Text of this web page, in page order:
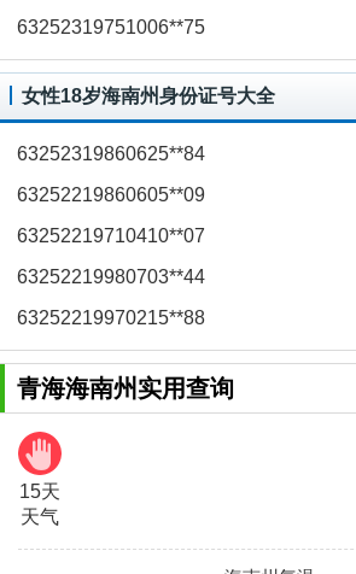
63252319751006**75
女性18岁海南州身份证号大全
63252319860625**84
63252219860605**09
63252219710410**07
63252219980703**44
63252219970215**88
青海海南州实用查询
15天
天气